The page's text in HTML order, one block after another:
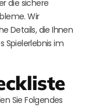
die sichere
Wir
Details, die Ihnen
Spielerlebnis im
Sie Folgendes